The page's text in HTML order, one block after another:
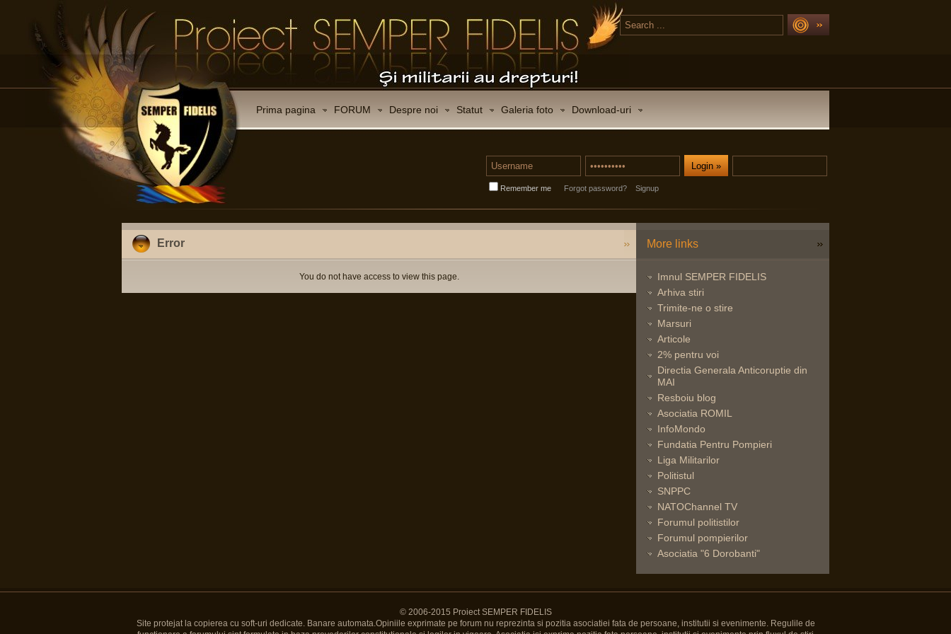
Prima pagina FORUM Despre noi Statut Galeria foto Download-uri
Remember me Forgot password? Signup
Error
You do not have access to view this page.
More links
Imnul SEMPER FIDELIS
Arhiva stiri
Trimite-ne o stire
Marsuri
Articole
2% pentru voi
Directia Generala Anticoruptie din
MAI
Resboiu blog
Asociatia ROMIL
InfoMondo
Fundatia Pentru Pompieri
Liga Militarilor
Politistul
SNPPC
NATOChannel TV
Forumul politistilor
Forumul pompierilor
Asociatia "6 Dorobanti"
© 2006-2015 Proiect SEMPER FIDELIS
Site protejat la copierea cu soft-uri dedicate. Banare automata.Opiniile exprimate pe forum nu reprezinta si pozitia asociatiei fata de persoane, institutii si evenimente. Regulile de